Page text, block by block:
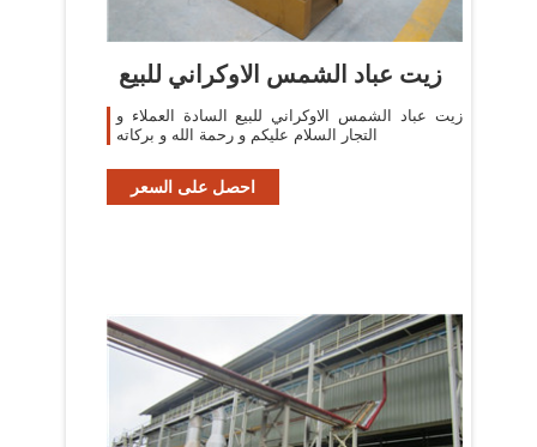
زيت عباد الشمس الاوكراني للبيع
زيت عباد الشمس الاوكراني للبيع السادة العملاء و
التجار السلام عليكم و رحمة الله و بركاته
احصل على السعر